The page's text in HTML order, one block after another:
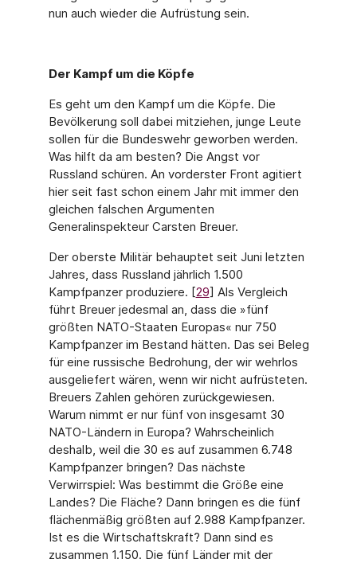
nun auch wieder die Aufrüstung sein.
Der Kampf um die Köpfe
Es geht um den Kampf um die Köpfe. Die
Bevölkerung soll dabei mitziehen, junge Leute
sollen für die Bundeswehr geworben werden.
Was hilft da am besten? Die Angst vor
Russland schüren. An vorderster Front agitiert
hier seit fast schon einem Jahr mit immer den
gleichen falschen Argumenten
Generalinspekteur Carsten Breuer.
Der oberste Militär behauptet seit Juni letzten
Jahres, dass Russland jährlich 1.500
Kampfpanzer produziere. [29] Als Vergleich
führt Breuer jedesmal an, dass die »fünf
größten NATO-Staaten Europas« nur 750
Kampfpanzer im Bestand hätten. Das sei Beleg
für eine russische Bedrohung, der wir wehrlos
ausgeliefert wären, wenn wir nicht aufrüsteten.
Breuers Zahlen gehören zurückgewiesen.
Warum nimmt er nur fünf von insgesamt 30
NATO-Ländern in Europa? Wahrscheinlich
deshalb, weil die 30 es auf zusammen 6.748
Kampfpanzer bringen? Das nächste
Verwirrspiel: Was bestimmt die Größe eine
Landes? Die Fläche? Dann bringen es die fünf
flächenmäßig größten auf 2.988 Kampfpanzer.
Ist es die Wirtschaftskraft? Dann sind es
zusammen 1.150. Die fünf Länder mit der